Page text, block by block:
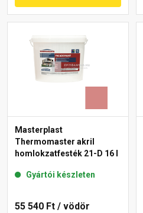
Masterplast
Thermomaster akril
homlokzatfesték 21-D 16 l
Gyártói készleten
55 540 Ft / vödör